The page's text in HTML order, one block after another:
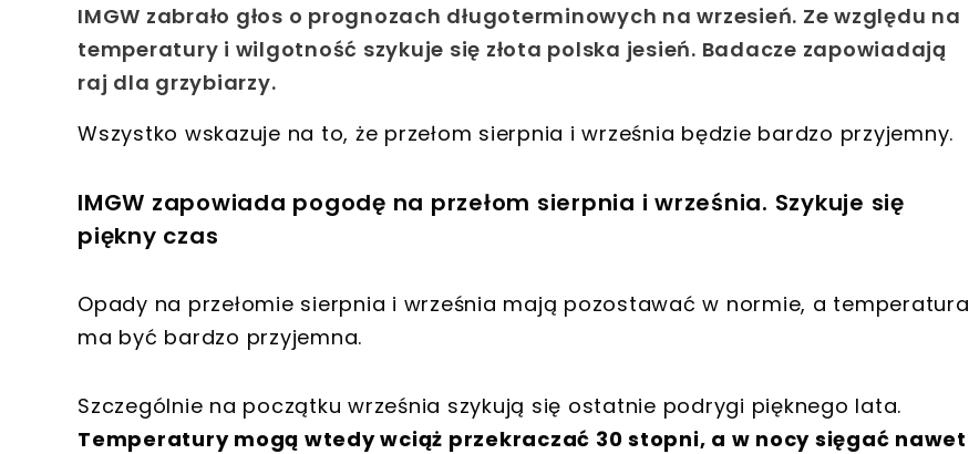
IMGW zabrało głos o prognozach długoterminowych na wrzesień. Ze względu na
temperatury i wilgotność szykuje się złota polska jesień. Badacze zapowiadają
raj dla grzybiarzy.
Wszystko wskazuje na to, że przełom sierpnia i września będzie bardzo przyjemny.
IMGW zapowiada pogodę na przełom sierpnia i września. Szykuje się
piękny czas
Opady na przełomie sierpnia i września mają pozostawać w normie, a temperatura
ma być bardzo przyjemna.
Szczególnie na początku września szykują się ostatnie podrygi pięknego lata.
Temperatury mogą wtedy wciąż przekraczać 30 stopni, a w nocy sięgać nawet